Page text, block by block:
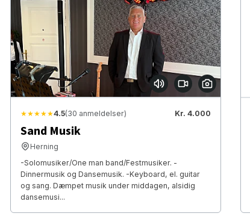
★★★★★4.5(30 anmeldelser) Kr. 4.000
Sand Musik
Herning
-Solomusiker/One man band/Festmusiker. -
Dinnermusik og Dansemusik. -Keyboard, el. guitar
og sang. Dæmpet musik under middagen, alsidig
dansemusi...